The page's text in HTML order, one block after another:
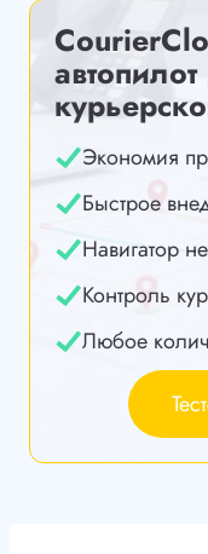
Экономия
Быстрое
Навигатор
Контроль
Любое